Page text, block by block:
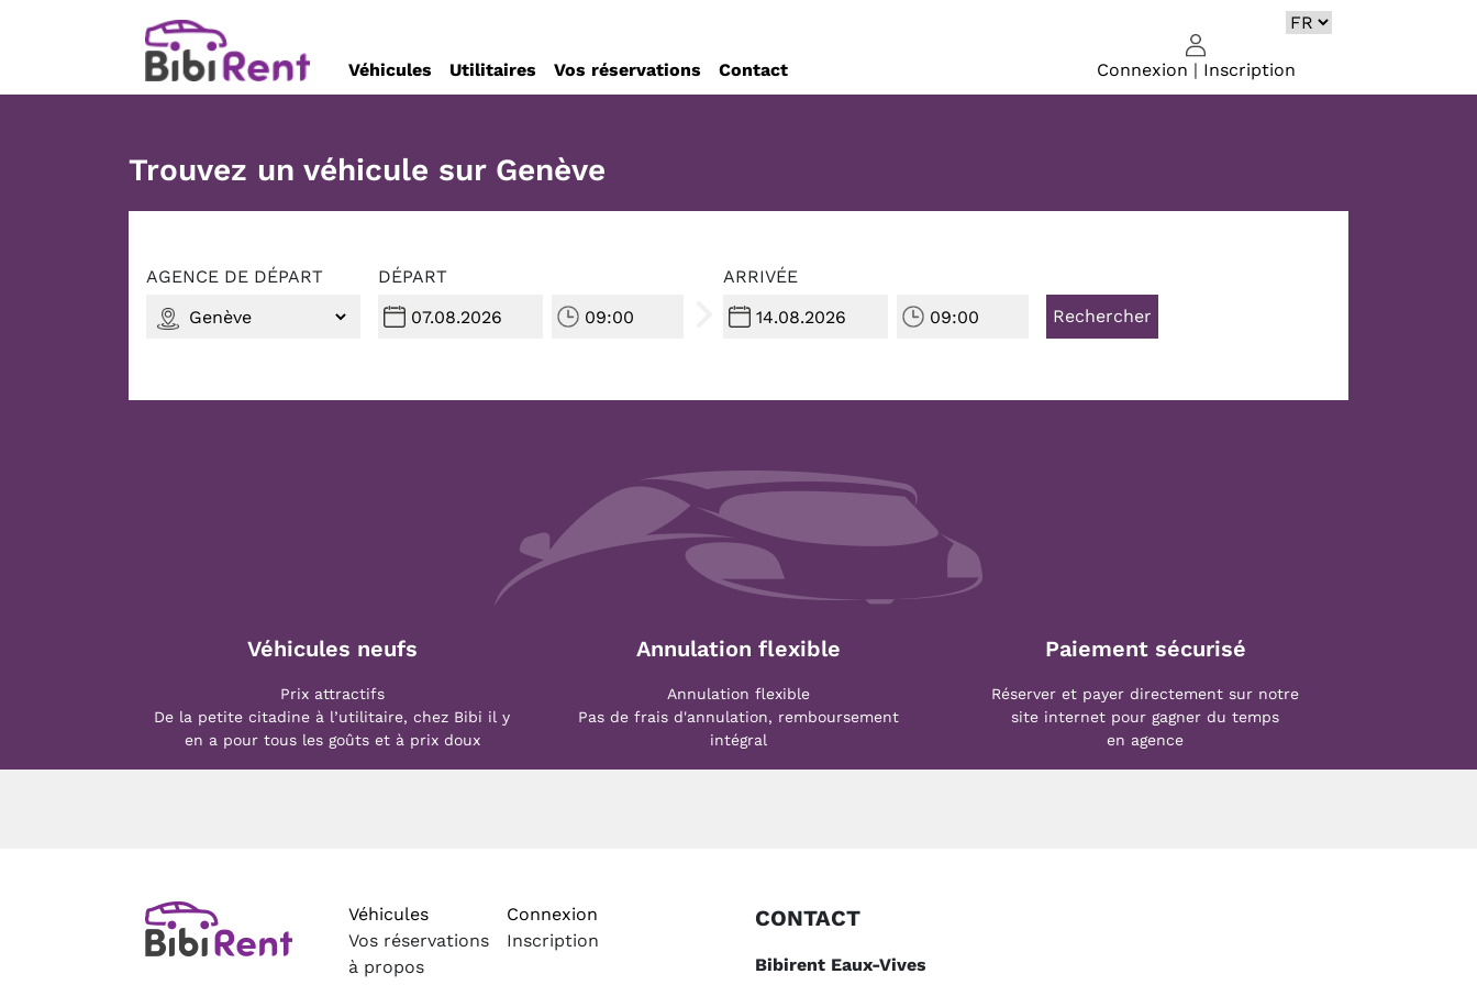
Véhicules Utilitaires Vos réservations Contact Connexion | Inscription
Trouvez un véhicule sur Genève
AGENCE DE DÉPART DÉPART
ARRIVÉE
Rechercher
Véhicules neufs
Prix attractifs
De la petite citadine à l’utilitaire, chez Bibi il y
en a pour tous les goûts et à prix doux
Annulation flexible
Annulation flexible
Pas de frais d'annulation, remboursement
intégral
Paiement sécurisé
Réserver et payer directement sur notre
site internet pour gagner du temps
en agence
Véhicules
Vos réservations
à propos
Connexion
Inscription
CONTACT
Bibirent Eaux-Vives